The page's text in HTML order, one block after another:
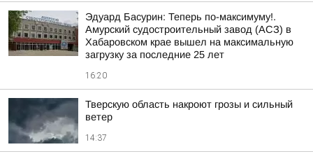
Эдуард Басурин: Теперь по-максимуму!.
Амурский судостроительный завод (АСЗ) в
Хабаровском крае вышел на максимальную
загрузку за последние 25 лет
16:20
Тверскую область накроют грозы и сильный
ветер
14:37